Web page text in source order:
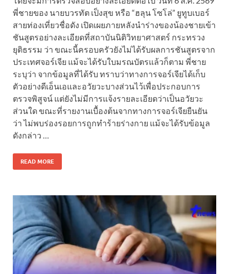
พี่ชายของ นายบวรทัต เป็งสุข หรือ “ฮลุน โซโล่” ยูทูบเบอร์
สายท่องเที่ยวชื่อดัง เปิดเผยภายหลังนำร่างของน้องชายเข้า
ชันสูตรอย่างละเอียดที่สถาบันนิติวิทยาศาสตร์ กระทรวง
ยุติธรรม ว่า ขณะนี้ครอบครัวยังไม่ได้รับผลการชันสูตรจาก
ประเทศจอร์เจีย แม้จะได้รับใบมรณบัตรแล้วก็ตาม พี่ชาย
ระบุว่า จากข้อมูลที่ได้รับ ทราบว่าทางการจอร์เจียได้เก็บ
ตัวอย่างดีเอ็นเอและอวัยวะบางส่วนไว้เพื่อประกอบการ
ตรวจพิสูจน์ แต่ยังไม่มีการแจ้งรายละเอียดว่าเป็นอวัยวะ
ส่วนใด ขณะที่รายงานเบื้องต้นจากทางการจอร์เจียยืนยัน
ว่า ไม่พบร่องรอยการถูกทำร้ายร่างกาย แม้จะได้รับข้อมูล
ดังกล่าว …
READ MORE